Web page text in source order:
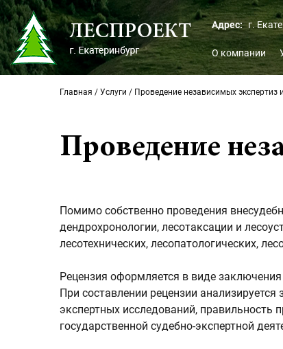
Адрес: г.
О компании
Главная /Услуги / Проведение независимых экспертиз
Проведение
Помимо собственно проведения
дендрохронологии, лесотаксации и
лесотехнических, лесопатологических,
Рецензия оформляется в виде
При составлении рецензии
экспертных исследований, правильность
государственной судебно-экспертной